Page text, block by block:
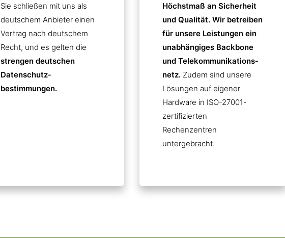
Sie schließen mit uns als
deutschem Anbieter einen
Vertrag nach deutschem
Recht, und es gelten die
strengen deutschen
Datenschutz­
bestimmungen.
Höchstmaß an Sicherheit
und Qualität. Wir betreiben
für unsere Leistungen ein
unabhängiges Backbone
und Telekommunikations­
netz. Zudem sind unsere
Lösungen auf eigener
Hardware in ISO-27001-
zertifizierten
Rechenzentren
untergebracht.